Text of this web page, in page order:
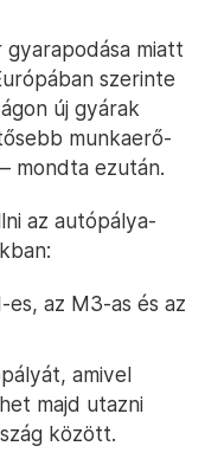
gyarapodása miatt
szerinte
új gyárak
munkaerő-
mondta ezután.
az autópálya-
es, az M3-as és az
amivel
majd utazni
között.